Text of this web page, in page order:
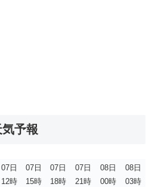
予報
07日
12時
07日
15時
07日
18時
07日
21時
08日
00時
08日
03時